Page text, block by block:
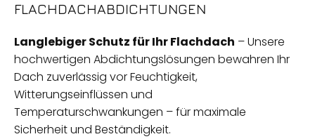
FLACHDACHABDICHTUNGEN
Langlebiger Schutz für Ihr Flachdach – Unsere
hochwertigen Abdichtungslösungen bewahren Ihr
Dach zuverlässig vor Feuchtigkeit,
Witterungseinflüssen und
Temperaturschwankungen – für maximale
Sicherheit und Beständigkeit.